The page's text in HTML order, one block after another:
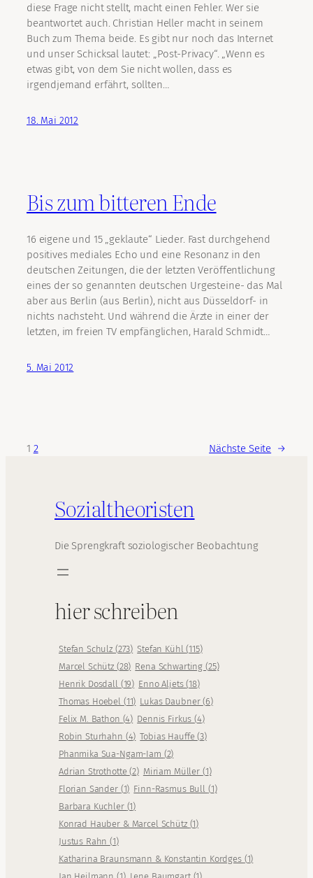
diese Frage nicht stellt, macht einen Fehler. Wer sie
beantwortet auch. Christian Heller macht in seinem
Buch zum Thema beide. Es gibt nur noch das Internet
und unser Schicksal lautet: „Post-Privacy“. „Wenn es
etwas gibt, von dem Sie nicht wollen, dass es
irgendjemand erfährt, sollten…
18. Mai 2012
Bis zum bitteren Ende
16 eigene und 15 „geklaute“ Lieder. Fast durchgehend
positives mediales Echo und eine Resonanz in den
deutschen Zeitungen, die der letzten Veröffentlichung
eines der so genannten deutschen Urgesteine- das Mal
aber aus Berlin (aus Berlin), nicht aus Düsseldorf- in
nichts nachsteht. Und während die Ärzte in einer der
letzten, im freien TV empfänglichen, Harald Schmidt…
5. Mai 2012
1 2 Nächste Seite →
Sozialtheoristen
Die Sprengkraft soziologischer Beobachtung
hier schreiben
Stefan Schulz (273) Stefan Kühl(115)
Marcel Schütz (28) Rena Schwarting (25)
Henrik Dosdall (19) Enno Aljets(18)
Thomas Hoebel (11) Lukas Daubner(6)
Felix M. Bathon (4) Dennis Firkus(4)
Robin Sturhahn (4) Tobias Hauffe(3)
Phanmika Sua-Ngam-Iam (2)
Adrian Strothotte(2) Miriam Müller (1)
Florian Sander (1) Finn-Rasmus Bull (1)
Barbara Kuchler (1)
Konrad Hauber & Marcel Schütz (1)
Justus Rahn(1)
Katharina Braunsmann & Konstantin Kordges (1)